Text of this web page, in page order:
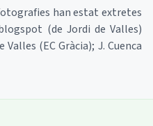
han estat extretes
(de Jordi de Valles)
(EC Gràcia); J. Cuenca